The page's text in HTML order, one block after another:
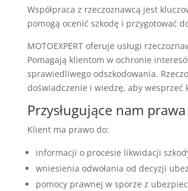
Współpraca z rzeczoznawcą jest
pomogą ocenić szkodę i przygotować
MOTOEXPERT oferuje usługi
Pomagają klientom w ochronie
sprawiedliwego odszkodowania.
doświadczenie i wiedzę, aby wesprzeć
Przysługujące nam prawa
Klient ma prawo do:
informacji o procesie likwidacji
wniesienia odwołania od decyzji
pomocy prawnej w sporze z